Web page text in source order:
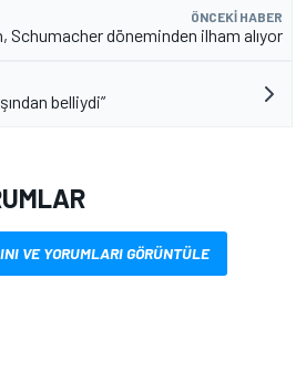
ÖNCEKI HABER
Schumacher döneminden ilham alıyor
belliydi”
VE YORUMLARI GÖRÜNTÜLE